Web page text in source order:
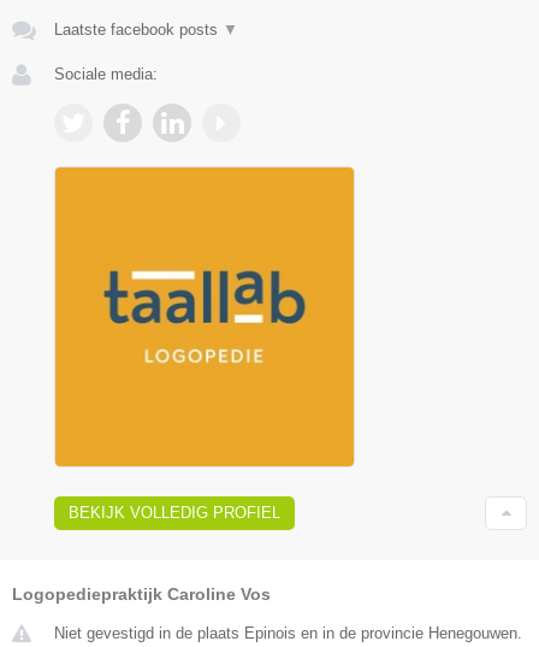
Laatste facebook posts ▼
Sociale media:
BEKIJK VOLLEDIG PROFIEL
Logopediepraktijk Caroline Vos
Niet gevestigd in de plaats Epinois en in de provincie Henegouwen.